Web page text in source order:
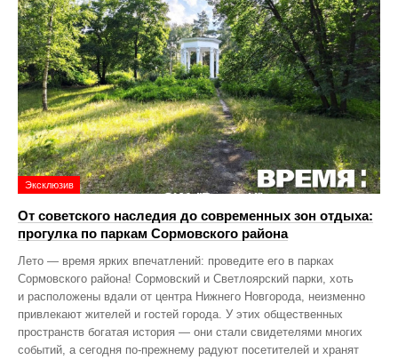
Эксклюзив
От советского наследия до современных зон отдыха:
прогулка по паркам Сормовского района
Лето — время ярких впечатлений: проведите его в парках
Сормовского района! Сормовский и Светлоярский парки, хоть
и расположены вдали от центра Нижнего Новгорода, неизменно
привлекают жителей и гостей города. У этих общественных
пространств богатая история — они стали свидетелями многих
событий, а сегодня по‑прежнему радуют посетителей и хранят